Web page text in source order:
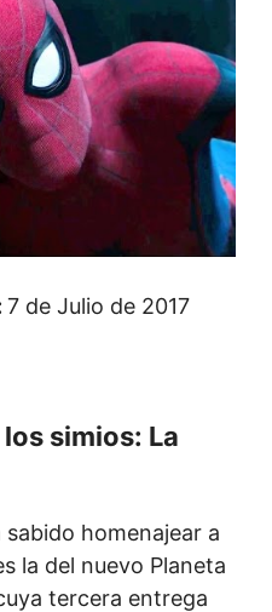
7 de Julio de 2017
simios: La
sabido homenajear a
la del nuevo Planeta
tercera entrega